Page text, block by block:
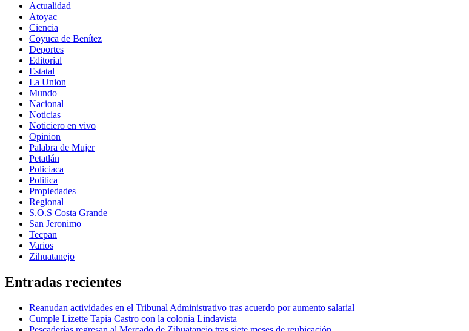
Actualidad
Atoyac
Ciencia
Coyuca de Benítez
Deportes
Editorial
Estatal
La Union
Mundo
Nacional
Noticias
Noticiero en vivo
Opinion
Palabra de Mujer
Petatlán
Policiaca
Politica
Propiedades
Regional
S.O.S Costa Grande
San Jeronimo
Tecpan
Varios
Zihuatanejo
Entradas recientes
Reanudan actividades en el Tribunal Administrativo tras acuerdo por aumento salarial
Cumple Lizette Tapia Castro con la colonia Lindavista